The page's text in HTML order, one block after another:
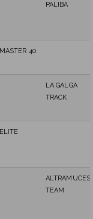
PALIBA
MASTER 40
LA GALGA
TRACK
ELITE
ALTRAMUCES
TEAM